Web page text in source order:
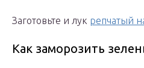
Заготовьте и лук репчатый
Как заморозить